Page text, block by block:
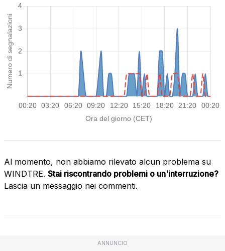
Al momento, non abbiamo rilevato alcun problema su
WINDTRE. Stai riscontrando problemi o un'interruzione?
Lascia un messaggio nei commenti.
ANNUNCIO